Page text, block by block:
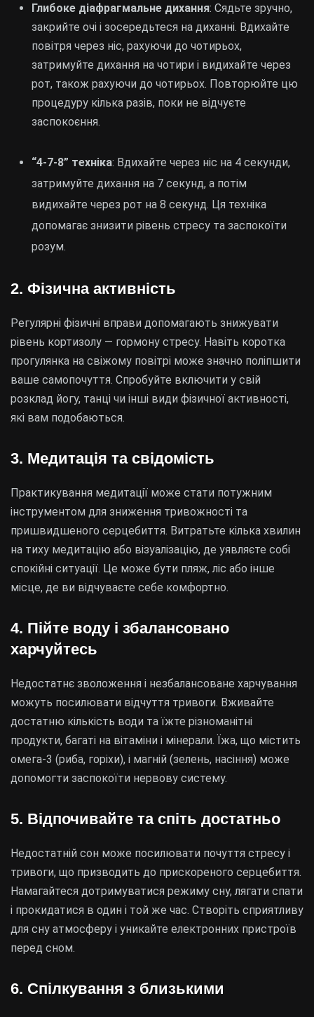
Глибоке діафрагмальне дихання: Сядьте зручно,
закрийте очі і зосередьтеся на диханні. Вдихайте
повітря через ніс, рахуючи до чотирьох,
затримуйте дихання на чотири і видихайте через
рот, також рахуючи до чотирьох. Повторюйте цю
процедуру кілька разів, поки не відчуєте
заспокоєння.
“4-7-8” техніка: Вдихайте через ніс на 4 секунди,
затримуйте дихання на 7 секунд, а потім
видихайте через рот на 8 секунд. Ця техніка
допомагає знизити рівень стресу та заспокоїти
розум.
2. Фізична активність
Регулярні фізичні вправи допомагають знижувати
рівень кортизолу — гормону стресу. Навіть коротка
прогулянка на свіжому повітрі може значно поліпшити
ваше самопочуття. Спробуйте включити у свій
розклад йогу, танці чи інші види фізичної активності,
які вам подобаються.
3. Медитація та свідомість
Практикування медитації може стати потужним
інструментом для зниження тривожності та
пришвидшеного серцебиття. Витратьте кілька хвилин
на тиху медитацію або візуалізацію, де уявляєте собі
спокійні ситуації. Це може бути пляж, ліс або інше
місце, де ви відчуваєте себе комфортно.
4. Пійте воду і збалансовано
харчуйтесь
Недостатнє зволоження і незбалансоване харчування
можуть посилювати відчуття тривоги. Вживайте
достатню кількість води та їжте різноманітні
продукти, багаті на вітаміни і мінерали. Їжа, що містить
омега-3 (риба, горіхи), і магній (зелень, насіння) може
допомогти заспокоїти нервову систему.
5. Відпочивайте та спіть достатньо
Недостатній сон може посилювати почуття стресу і
тривоги, що призводить до прискореного серцебиття.
Намагайтеся дотримуватися режиму сну, лягати спати
і прокидатися в один і той же час. Створіть сприятливу
для сну атмосферу і уникайте електронних пристроїв
перед сном.
6. Спілкування з близькими